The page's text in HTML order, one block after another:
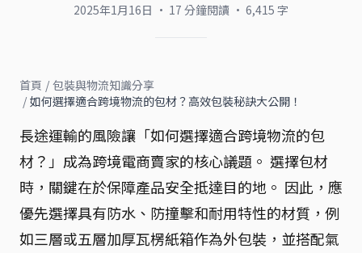
2025年1月16日 · 17 分鐘閱讀 · 6,415 字
首頁 / 包裝與物流知識分享
/ 如何選擇適合跨境物流的包材？高效包裝秘訣大公開！
長途運輸的風險讓「如何選擇適合跨境物流的包
材？」成為跨境電商賣家的核心議題。 選擇包材
時，關鍵在於保障產品安全抵達目的地。 因此，應
優先選擇具有防水、防撞擊和耐用特性的材質，例
如三層或五層加厚瓦楞紙箱作為外包裝，並搭配氣